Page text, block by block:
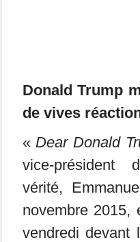
Donald Trump
de vives
«Dear Donald​
vice-président
vérité,
novembre 2015,
vendredi devant